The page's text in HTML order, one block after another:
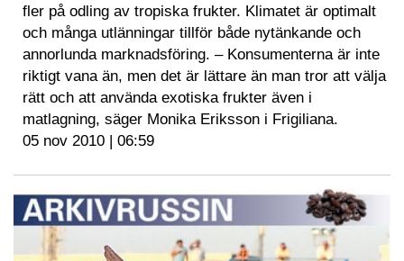
fler på odling av tropiska frukter. Klimatet är optimalt
och många utlänningar tillför både nytänkande och
annorlunda marknadsföring. – Konsumenterna är inte
riktigt vana än, men det är lättare än man tror att välja
rätt och att använda exotiska frukter även i
matlagning, säger Monika Eriksson i Frigiliana.
05 nov 2010 | 06:59